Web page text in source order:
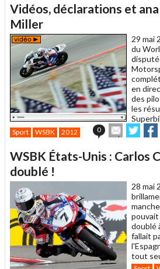
à
un
ami
Vidéos, déclarations et
Miller
29 mai
du
en
des
les
Sport WSBK 2012 0
Envoyer
cet
à
sur sur
WSBK États-Unis : Carlos
doublé !
28 mai
pouvait
doublé
fallait
tout